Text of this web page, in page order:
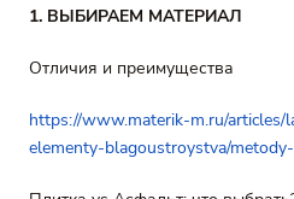
1. ВЫБИРАЕМ МАТЕРИАЛ
Отличия и преимущества
https://www.materik-m.ru/
elementy-blagoustroystva/